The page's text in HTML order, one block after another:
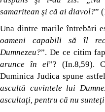
samaritean şi că ai diavol?”
Una dintre marile întrebări
oameni capabili să îl
Dumnezeu?”. De ce citim
arunce în el”? (In.8,59).
Duminica Judica spune
ascultă cuvintele lui
ascultaţi, pentru că nu